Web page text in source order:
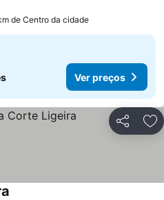
de Centro da cidade
Ver preços
Partilhar